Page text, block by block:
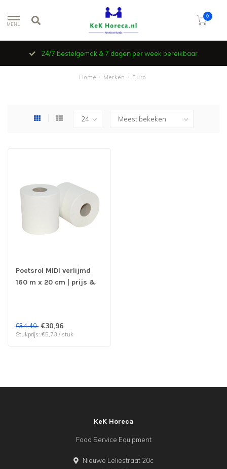
MENU
0
24/7 bestelgemak & 7 dagen per week bereikbaar
Home Merken Euro
Poetsrol MIDI verlijmd
160 m x 20 cm | prijs &
€34,40 €30,96
Stukprijs: €5,73 / stuk
KeK Horeca
Food Service Equipment
Nieuwe Leliestraat 20c